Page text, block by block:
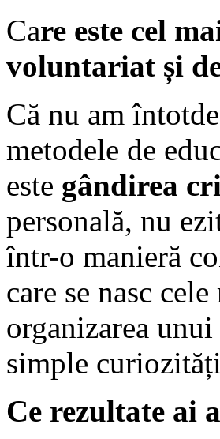
Care este cel
voluntariat și
Că nu am
metodele de
este gândirea
personală, nu
într-o manieră
care se nasc
organizarea
simple
Ce rezultate ai